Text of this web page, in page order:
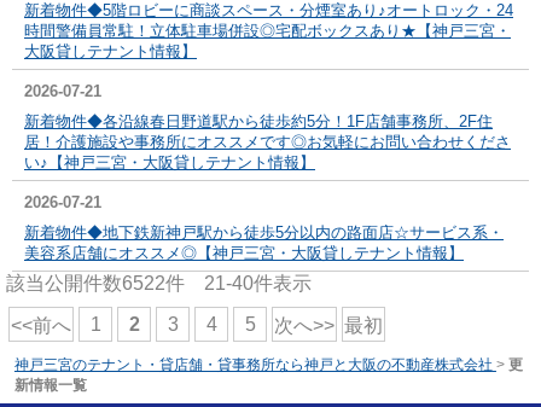
新着物件◆5階ロビーに商談スペース・分煙室あり♪オートロック・24
時間警備員常駐！立体駐車場併設◎宅配ボックスあり★【神戸三宮・
大阪貸しテナント情報】
2026-07-21
新着物件◆各沿線春日野道駅から徒歩約5分！1F店舗事務所、2F住
居！介護施設や事務所にオススメです◎お気軽にお問い合わせくださ
い♪【神戸三宮・大阪貸しテナント情報】
2026-07-21
新着物件◆地下鉄新神戸駅から徒歩5分以内の路面店☆サービス系・
美容系店舗にオススメ◎【神戸三宮・大阪貸しテナント情報】
該当公開件数6522件 21-40件表示
<<前へ 1 2 3 4 5 次へ>> 最初
神戸三宮のテナント・貸店舗・貸事務所なら神戸と大阪の不動産株式会社 > 更
新情報一覧